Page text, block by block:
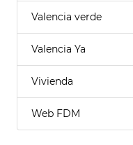
Valencia verde
Valencia Ya
Vivienda
Web FDM